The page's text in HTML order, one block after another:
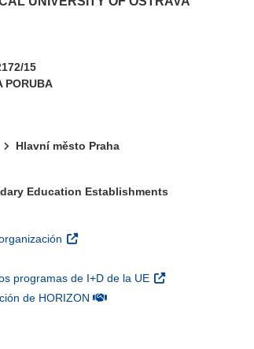
15
PORUBA
Hlavní město Praha
Education Establishments
(se abrirá en una nueva ventana)
en una nueva ventana)
programas de I+D de la UE (se abrirá en una
de HORIZON(se abrirá en una nueva ventana)